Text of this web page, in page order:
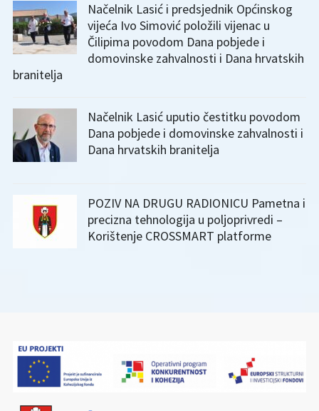
Načelnik Lasić i predsjednik Općinskog
vijeća Ivo Simović položili vijenac u
Čilipima povodom Dana pobjede i
domovinske zahvalnosti i Dana hrvatskih
branitelja
Načelnik Lasić uputio čestitku povodom
Dana pobjede i domovinske zahvalnosti i
Dana hrvatskih branitelja
POZIV NA DRUGU RADIONICU Pametna i
precizna tehnologija u poljoprivredi –
Korištenje CROSSMART platforme